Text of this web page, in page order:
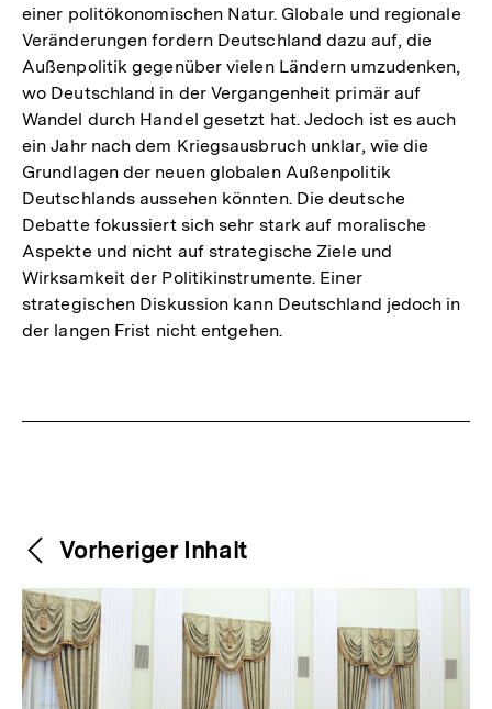
einer politökonomischen Natur. Globale und regionale
Veränderungen fordern Deutschland dazu auf, die
Außenpolitik gegenüber vielen Ländern umzudenken,
wo Deutschland in der Vergangenheit primär auf
Wandel durch Handel gesetzt hat. Jedoch ist es auch
ein Jahr nach dem Kriegsausbruch unklar, wie die
Grundlagen der neuen globalen Außenpolitik
Deutschlands aussehen könnten. Die deutsche
Debatte fokussiert sich sehr stark auf moralische
Aspekte und nicht auf strategische Ziele und
Wirksamkeit der Politikinstrumente. Einer
strategischen Diskussion kann Deutschland jedoch in
der langen Frist nicht entgehen.
Weitere
Inhalte
Content-
Navigation
Vorheriger Inhalt